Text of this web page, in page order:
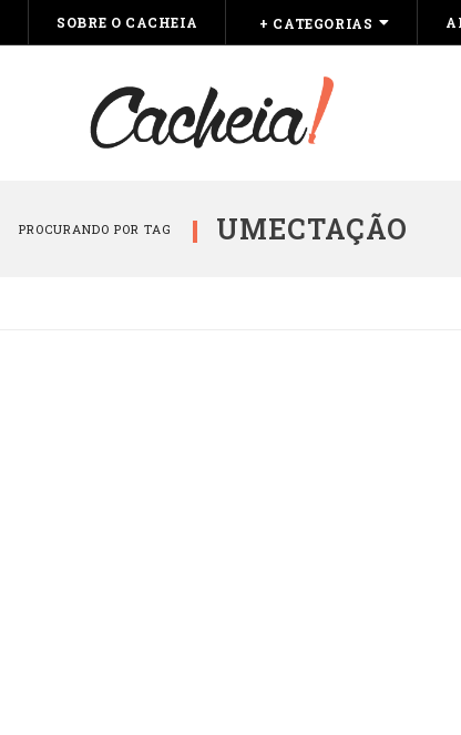
SOBRE O CACHEIA + CATEGORIAS
PROCURANDO POR TAG UMECTAÇÃO